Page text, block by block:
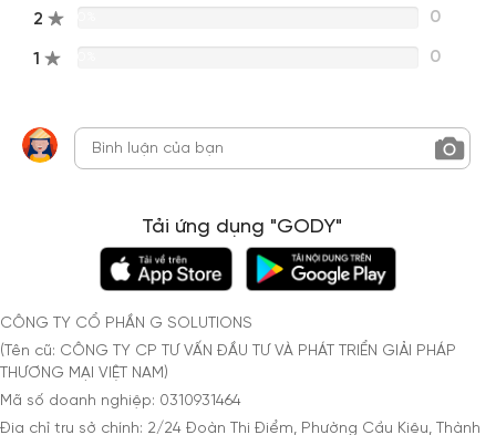
2 0
1 0
Tải ứng dụng "GODY"
CÔNG TY CỔ PHẦN G SOLUTIONS
(Tên cũ: CÔNG TY CP TƯ VẤN ĐẦU TƯ VÀ PHÁT TRIỂN GIẢI PHÁP
THƯƠNG MẠI VIỆT NAM)
Mã số doanh nghiệp: 0310931464
Địa chỉ trụ sở chính: 2/24 Đoàn Thị Điểm, Phường Cầu Kiệu, Thành